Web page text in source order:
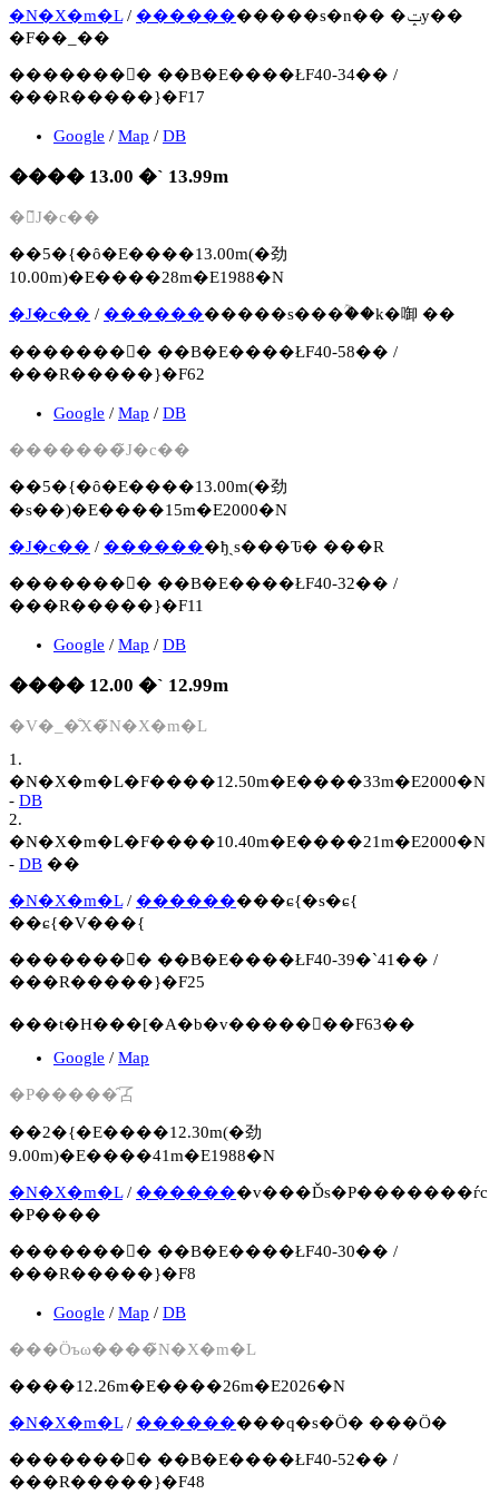
�N�X�m�L/ �����������s�n�� �ݓy��
�F��_��
�������񍐏� ��B�E����ŁF40-34�� /
���R�����}�F17
Google / Map / DB
���� 13.00 �` 13.99m
�󎺂̃J�c��
��5�{�ȏ�E����13.00m(�劲
10.00m)�E����28m�E1988�N
�J�c�� / �����������s���ؒ��k�啣 ��
�������񍐏� ��B�E����ŁF40-58�� /
���R�����}�F62
Google / Map / DB
�������̃J�c��
��5�{�ȏ�E����13.00m(�劲
�s��)�E����15m�E2000�N
�J�c�� / �������ђˎs���Ԏ� ���R
�������񍐏� ��B�E����ŁF40-32�� /
���R�����}�F11
Google / Map / DB
���� 12.00 �` 12.99m
�V�_�̐X�̃N�X�m�L
1.
�N�X�m�L�F����12.50m�E����33m�E2000�N
- DB
2.
�N�X�m�L�F����10.40m�E����21m�E2000�N
- DB ��
�N�X�m�L/ ���������ɕ{�s�ɕ{
��ɕ{�V���{
�������񍐏� ��B�E����ŁF40-39�`41�� /
���R�����}�F25
���t�H���[�A�b�v�����񍐏��F63��
Google / Map
�P�����̑叾
��2�{�E����12.30m(�劲
9.00m)�E����41m�E1988�N
�N�X�m�L/ �������v���Ďs�P�������ѓc
�P����
�������񍐏� ��B�E����ŁF40-30�� /
���R�����}�F8
Google / Map / DB
���Öъω����̃N�X�m�L
����12.26m�E����26m�E2026�N
�N�X�m�L/ ���������q�s�Ö� ���Ö�
�������񍐏� ��B�E����ŁF40-52�� /
���R�����}�F48